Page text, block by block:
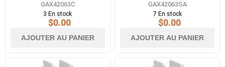
GAX42063C
3 En stock
$0.00
AJOUTER AU PANIER
GAX42063SA
7 En stock
$0.00
AJOUTER AU PANIER